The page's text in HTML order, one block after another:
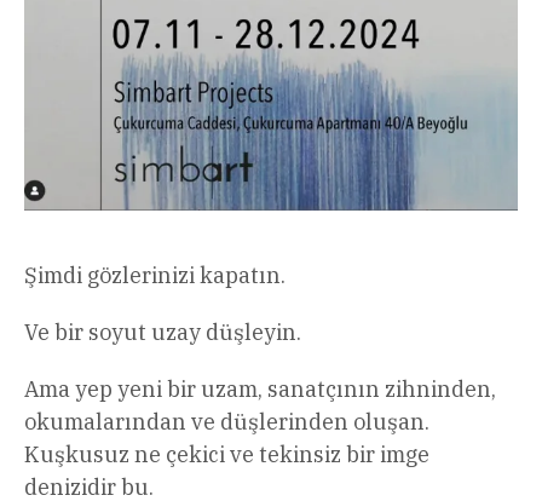
Şimdi gözlerinizi kapatın.
Ve bir soyut uzay düşleyin.
Ama yep yeni bir uzam, sanatçının zihninden,
okumalarından ve düşlerinden oluşan.
Kuşkusuz ne çekici ve tekinsiz bir imge
denizidir bu.